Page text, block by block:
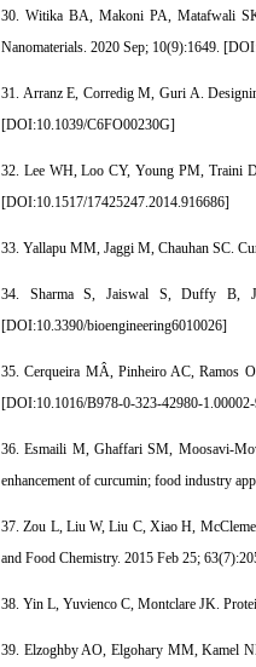
30. Witika BA, Makoni PA, Matafwali
Nanomaterials. 2020 Sep; 10(9):1649. [
31. Arranz E, Corredig M, Guri A.
[DOI:10.1039/C6FO00230G]
32. Lee WH, Loo CY, Young PM, Traini
[DOI:10.1517/17425247.2014.916686]
33. Yallapu MM, Jaggi M, Chauhan SC.
34. Sharma S, Jaiswal S, Duffy B,
[DOI:10.3390/bioengineering6010026]
35. Cerqueira MÂ, Pinheiro AC, Ramos
[DOI:10.1016/B978-0-323-42980-
36. Esmaili M, Ghaffari SM, Moosavi-
enhancement of curcumin; food industry
37. Zou L, Liu W, Liu C, Xiao H,
and Food Chemistry. 2015 Feb 25;
38. Yin L, Yuvienco C, Montclare JK.
39. Elzoghby AO, Elgohary MM, Kamel